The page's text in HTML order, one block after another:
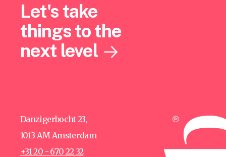
Let's take
things to the
next level
Danzigerbocht 23,
1013 AM Amsterdam
+31 20 - 670 22 32